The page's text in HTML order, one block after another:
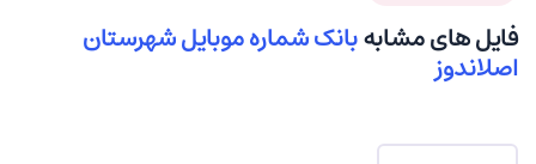
فایل های مشابهبانک شماره موبایل شهرستان
اصلاندوز